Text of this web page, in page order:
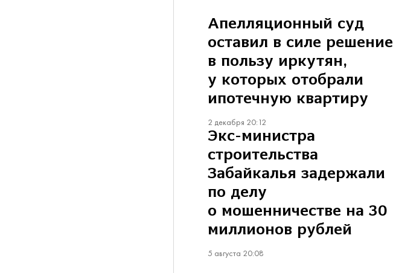
Апелляционный суд
оставил в силе решение
в пользу иркутян,
у которых отобрали
ипотечную квартиру
2 декабря 20:12
Экс-министра
строительства
Забайкалья задержали
по делу
о мошенничестве на 30
миллионов рублей
5 августа 20:08